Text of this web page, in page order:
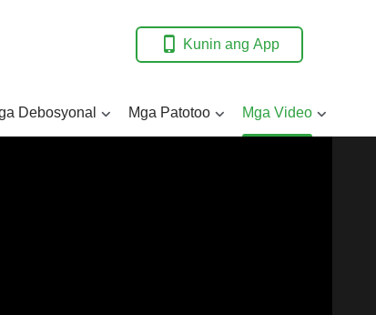
Kunin ang App
Debosyonal Mga Patotoo Mga Video